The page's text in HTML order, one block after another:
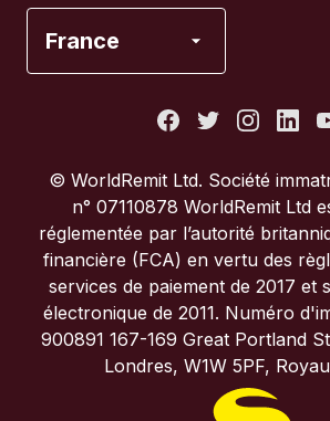
France
Italie
Portugal
Royaume-Uni
© WorldRemit Ltd. Société
n° 07110878 WorldRemit Ltd
réglementée par l’autorité
financière (FCA) en vertu des
services de paiement de 2017 et
électronique de 2011. Numéro
900891 167-169 Great Portland
Londres, W1W 5PF,